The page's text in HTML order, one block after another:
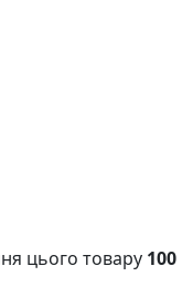
цього товару 100